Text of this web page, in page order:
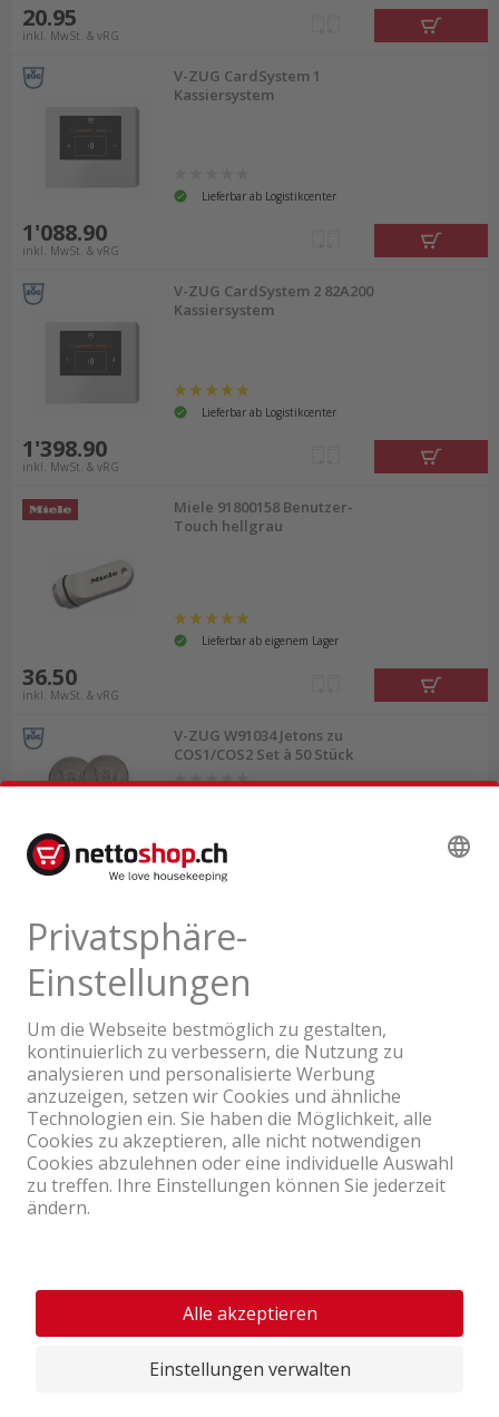
20.95
inkl. MwSt. & vRG
V-ZUG CardSystem 1
Kassiersystem
Lieferbar ab Logistikcenter
1'088.90
inkl. MwSt. & vRG
V-ZUG CardSystem 2 82A200
Kassiersystem
Lieferbar ab Logistikcenter
1'398.90
inkl. MwSt. & vRG
Miele 91800158 Benutzer-
Touch hellgrau
Lieferbar ab eigenem Lager
36.50
inkl. MwSt. & vRG
V-ZUG W91034 Jetons zu
COS1/COS2 Set à 50 Stück
27.85
inkl. MwSt. & vRG
Ein Unternehmen der Coop Gruppe